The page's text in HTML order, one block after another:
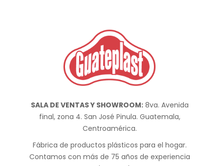
SALA DE VENTAS Y SHOWROOM:8va. Avenida
final, zona 4. San José Pinula. Guatemala,
Centroamérica.
Fábrica de productos plásticos para el hogar.
Contamos con más de 75 años de experiencia